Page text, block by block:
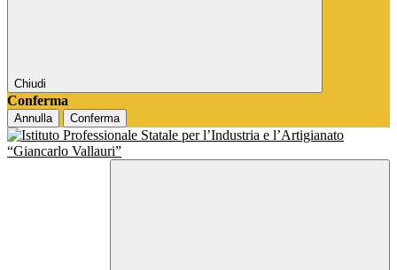
Chiudi
Conferma
Annulla Conferma